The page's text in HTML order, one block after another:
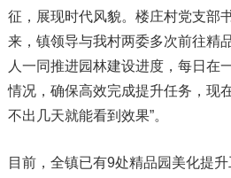
征，展现时代风貌。楼庄村党支部
来，镇领导与我村两委多次前往精
人一同推进园林建设进度，每日在
情况，确保高效完成提升任务，现
不出几天就能看到效果”。
目前，全镇已有9处精品园美化提